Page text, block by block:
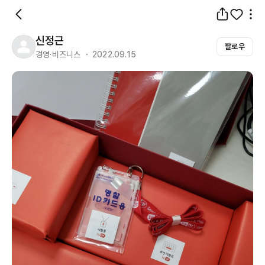
신정근
경영·비즈니스 ・ 2022.09.15
팔로우